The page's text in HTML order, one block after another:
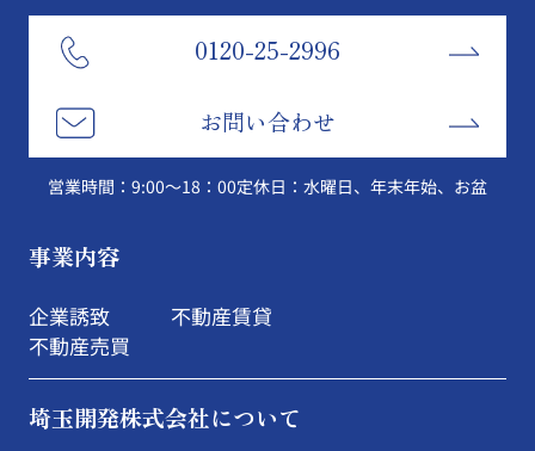
0120-25-2996
お問い合わせ
営業時間：9:00～18：00定休日：水曜日、年末年始、お盆
事業内容
企業誘致
不動産売買
不動産賃貸
埼玉開発株式会社について